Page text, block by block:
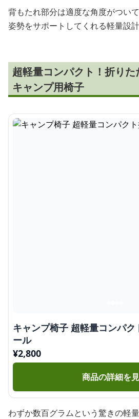
背もたれ部分は適度な角度がつい
姿勢をサポートしてくれる軽量設
超軽量コンパクト！折り
キャンプ用椅子
キャンプ椅子 超軽量コンパ
ール
¥2,800
商品の詳細を
わずか数百グラムという驚きの軽